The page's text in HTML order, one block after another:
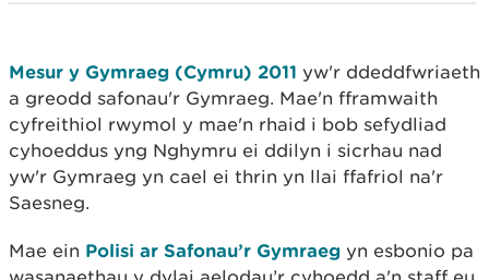
Mesur y Gymraeg (Cymru) 2011 yw'r ddeddfwriaeth
a greodd safonau'r Gymraeg. Mae'n fframwaith
cyfreithiol rwymol y mae'n rhaid i bob sefydliad
cyhoeddus yng Nghymru ei ddilyn i sicrhau nad
yw'r Gymraeg yn cael ei thrin yn llai ffafriol na'r
Saesneg.
Mae ein Polisi ar Safonau’r Gymraeg yn esbonio pa